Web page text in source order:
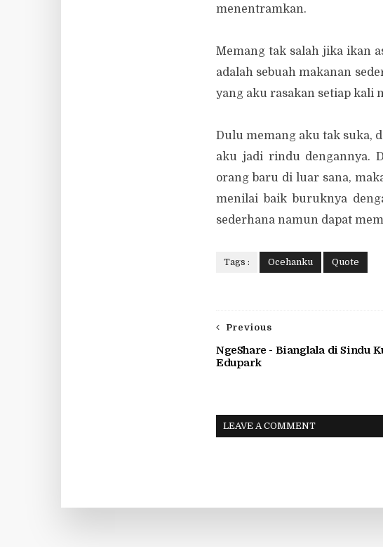
menentramkan.
Memang tak salah jika ikan
adalah sebuah makanan
yang aku rasakan setiap kali
Dulu memang aku tak suka,
aku jadi rindu dengannya.
orang baru di luar sana,
menilai baik buruknya
sederhana namun dapat
Tags : Ocehanku Quote
Previous
NgeShare - Bianglala di Sindu
Edupark
LEAVE A COMMENT